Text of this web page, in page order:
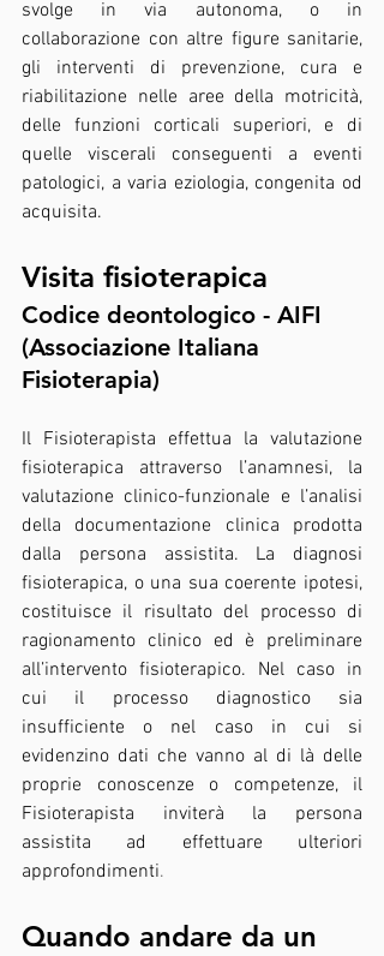
svolge in via autonoma, o in
collaborazione con altre figure sanitarie,
gli interventi di prevenzione, cura e
riabilitazione nelle aree della motricità,
delle funzioni corticali superiori, e di
quelle viscerali conseguenti a eventi
patologici, a varia eziologia, congenita od
acquisita.
Visita fisioterapica
Codice deontologico - AIFI
(Associazione Italiana
Fisioterapia)
Il Fisioterapista effettua la valutazione
fisioterapica attraverso l’anamnesi, la
valutazione clinico-funzionale e l’analisi
della documentazione clinica prodotta
dalla persona assistita. La diagnosi
fisioterapica, o una sua coerente ipotesi,
costituisce il risultato del processo di
ragionamento clinico ed è preliminare
all’intervento fisioterapico. Nel caso in
cui il processo diagnostico sia
insufficiente o nel caso in cui si
evidenzino dati che vanno al di là delle
proprie conoscenze o competenze, il
Fisioterapista inviterà la persona
assistita ad effettuare ulteriori
approfondimenti.
Quando andare da un